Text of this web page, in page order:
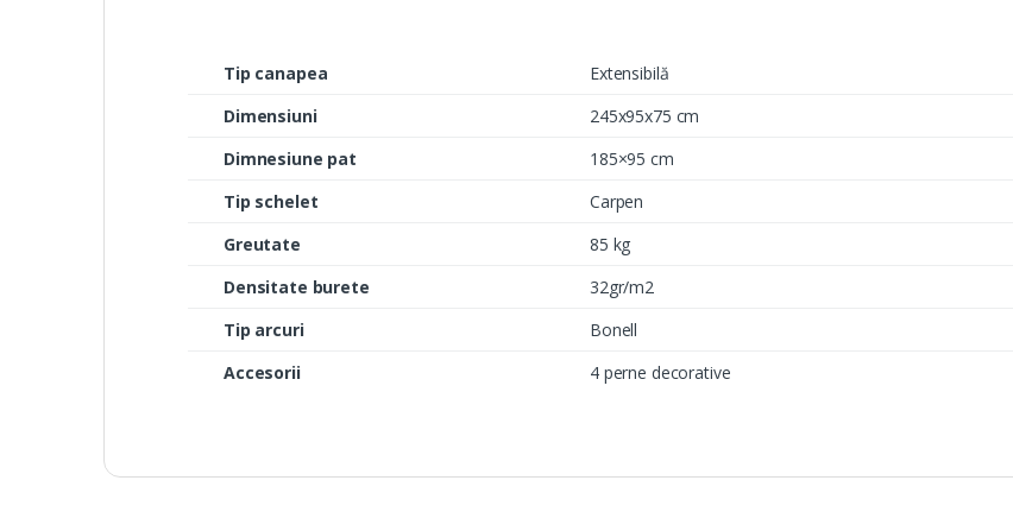
Tip canapea
Extensibilă
Dimensiuni
245x95x75 cm
Dimnesiune pat
185×95 cm
Tip schelet
Carpen
Greutate
85 kg
Densitate burete
32gr/m2
Tip arcuri
Bonell
Accesorii
4 perne decorative